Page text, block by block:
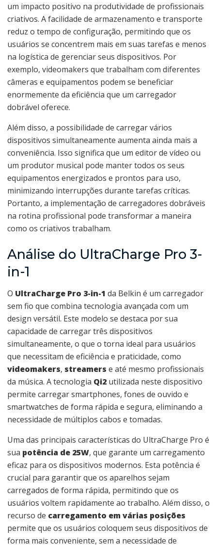
um impacto positivo na produtividade de profissionais
criativos. A facilidade de armazenamento e transporte
reduz o tempo de configuração, permitindo que os
usuários se concentrem mais em suas tarefas e menos
na logística de gerenciar seus dispositivos. Por
exemplo, videomakers que trabalham com diferentes
câmeras e equipamentos podem se beneficiar
enormemente da eficiência que um carregador
dobrável oferece.
Além disso, a possibilidade de carregar vários
dispositivos simultaneamente aumenta ainda mais a
conveniência. Isso significa que um editor de vídeo ou
um produtor musical pode manter todos os seus
equipamentos energizados e prontos para uso,
minimizando interrupções durante tarefas críticas.
Portanto, a implementação de carregadores dobráveis
na rotina profissional pode transformar a maneira
como os criativos trabalham.
Análise do UltraCharge Pro 3-
in-1
O UltraCharge Pro 3-in-1 da Belkin é um carregador
sem fio que combina tecnologia avançada com um
design versátil. Este modelo se destaca por sua
capacidade de carregar três dispositivos
simultaneamente, o que o torna ideal para usuários
que necessitam de eficiência e praticidade, como
videomakers, streamers e até mesmo profissionais
da música. A tecnologia Qi2 utilizada neste dispositivo
permite carregar smartphones, fones de ouvido e
smartwatches de forma rápida e segura, eliminando a
necessidade de múltiplos cabos e tomadas.
Uma das principais características do UltraCharge Pro é
sua potência de 25W, que garante um carregamento
eficaz para os dispositivos modernos. Esta potência é
crucial para garantir que os aparelhos sejam
carregados de forma rápida, permitindo que os
usuários voltem rapidamente ao trabalho. Além disso, o
recurso de carregamento em várias posições
permite que os usuários coloquem seus dispositivos de
forma mais conveniente, sem a necessidade de